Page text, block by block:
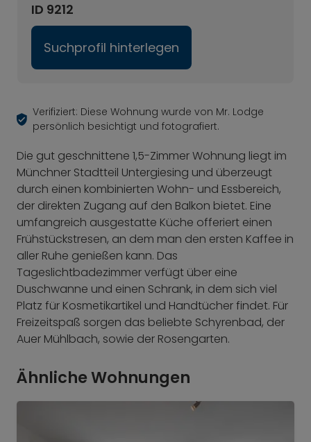
ID 9212
Suchprofil hinterlegen
Verifiziert: Diese Wohnung wurde von Mr. Lodge
persönlich besichtigt und fotografiert.
Die gut geschnittene 1,5-Zimmer Wohnung liegt im
Münchner Stadtteil Untergiesing und überzeugt
durch einen kombinierten Wohn- und Essbereich,
der direkten Zugang auf den Balkon bietet. Eine
umfangreich ausgestatte Küche offeriert einen
Frühstückstresen, an dem man den ersten Kaffee in
aller Ruhe genießen kann. Das
Tageslichtbadezimmer verfügt über eine
Duschwanne und einen Schrank, in dem sich viel
Platz für Kosmetikartikel und Handtücher findet. Für
Freizeitspaß sorgen das beliebte Schyrenbad, der
Auer Mühlbach, sowie der Rosengarten.
Ähnliche Wohnungen